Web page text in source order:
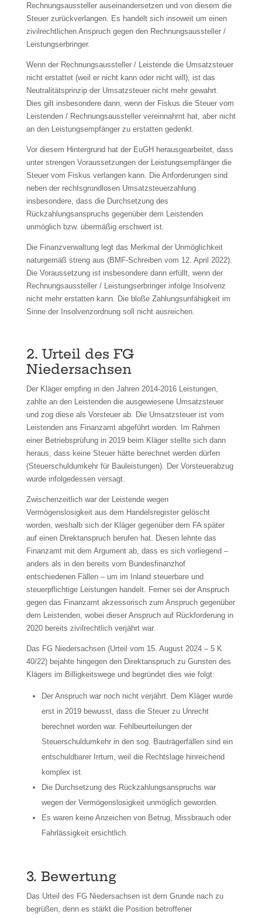
Rechnungsaussteller auseinandersetzen und von diesem die
Steuer zurückverlangen. Es handelt sich insoweit um einen
zivilrechtlichen Anspruch gegen den Rechnungsaussteller /
Leistungserbringer.
Wenn der Rechnungsaussteller / Leistende die Umsatzsteuer
nicht erstattet (weil er nicht kann oder nicht will), ist das
Neutralitätsprinzip der Umsatzsteuer nicht mehr gewahrt.
Dies gilt insbesondere dann, wenn der Fiskus die Steuer vom
Leistenden / Rechnungsaussteller vereinnahmt hat, aber nicht
an den Leistungsempfänger zu erstatten gedenkt.
Vor diesem Hintergrund hat der EuGH herausgearbeitet, dass
unter strengen Voraussetzungen der Leistungsempfänger die
Steuer vom Fiskus verlangen kann. Die Anforderungen sind
neben der rechtsgrundlosen Umsatzsteuerzahlung
insbesondere, dass die Durchsetzung des
Rückzahlungsanspruchs gegenüber dem Leistenden
unmöglich bzw. übermäßig erschwert ist.
Die Finanzverwaltung legt das Merkmal der Unmöglichkeit
naturgemäß streng aus (BMF-Schreiben vom 12. April 2022).
Die Voraussetzung ist insbesondere dann erfüllt, wenn der
Rechnungsaussteller / Leistungserbringer infolge Insolvenz
nicht mehr erstatten kann. Die bloße Zahlungsunfähigkeit im
Sinne der Insolvenzordnung soll nicht ausreichen.
2. Urteil des FG
Niedersachsen
Der Kläger empfing in den Jahren 2014-2016 Leistungen,
zahlte an den Leistenden die ausgewiesene Umsatzsteuer
und zog diese als Vorsteuer ab. Die Umsatzsteuer ist vom
Leistenden ans Finanzamt abgeführt worden. Im Rahmen
einer Betriebsprüfung in 2019 beim Kläger stellte sich dann
heraus, dass keine Steuer hätte berechnet werden dürfen
(Steuerschuldumkehr für Bauleistungen). Der Vorsteuerabzug
wurde infolgedessen versagt.
Zwischenzeitlich war der Leistende wegen
Vermögenslosigkeit aus dem Handelsregister gelöscht
worden, weshalb sich der Kläger gegenüber dem FA später
auf einen Direktanspruch berufen hat. Diesen lehnte das
Finanzamt mit dem Argument ab, dass es sich vorliegend –
anders als in den bereits vom Bundesfinanzhof
entschiedenen Fällen – um im Inland steuerbare und
steuerpflichtige Leistungen handelt. Ferner sei der Anspruch
gegen das Finanzamt akzessorisch zum Anspruch gegenüber
dem Leistenden, wobei dieser Anspruch auf Rückforderung in
2020 bereits zivilrechtlich verjährt war.
Das FG Niedersachsen (Urteil vom 15. August 2024 – 5 K
40/22) bejahte hingegen den Direktanspruch zu Gunsten des
Klägers im Billigkeitswege und begründet dies wie folgt:
Der Anspruch war noch nicht verjährt. Dem Kläger wurde
erst in 2019 bewusst, dass die Steuer zu Unrecht
berechnet worden war. Fehlbeurteilungen der
Steuerschuldumkehr in den sog. Bauträgerfällen sind ein
entschuldbarer Irrtum, weil die Rechtslage hinreichend
komplex ist.
Die Durchsetzung des Rückzahlungsanspruchs war
wegen der Vermögenslosigkeit unmöglich geworden.
Es waren keine Anzeichen von Betrug, Missbrauch oder
Fahrlässigkeit ersichtlich.
3. Bewertung
Das Urteil des FG Niedersachsen ist dem Grunde nach zu
begrüßen, denn es stärkt die Position betroffener